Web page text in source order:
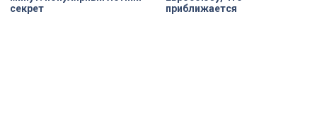
секрет
приближается